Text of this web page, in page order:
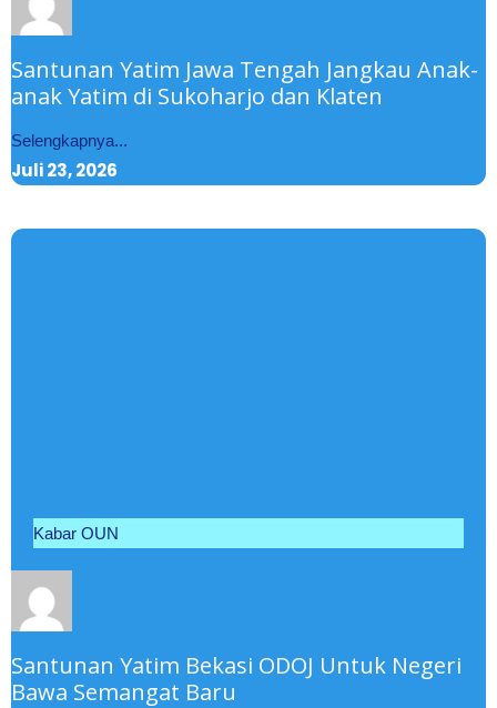
Santunan Yatim Jawa Tengah Jangkau Anak-
anak Yatim di Sukoharjo dan Klaten
Selengkapnya...
Juli 23, 2026
Kabar OUN
Santunan Yatim Bekasi ODOJ Untuk Negeri
Bawa Semangat Baru